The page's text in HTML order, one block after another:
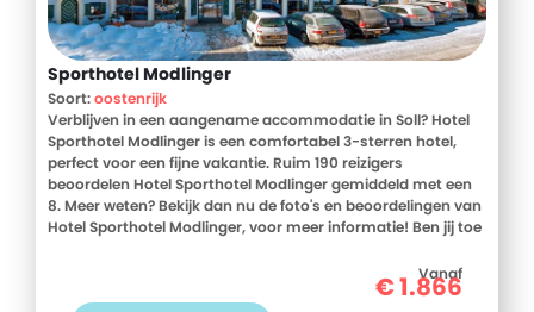
Sporthotel Modlinger
Soort:oostenrijk
Verblijven in een aangename accommodatie in Soll? Hotel
Sporthotel Modlinger is een comfortabel 3-sterren hotel,
perfect voor een fijne vakantie. Ruim 190 reizigers
beoordelen Hotel Sporthotel Modlinger gemiddeld met een
8. Meer weten? Bekijk dan nu de foto's en beoordelingen van
Hotel Sporthotel Modlinger, voor meer informatie! Ben jij toe
Vanaf
€1.866